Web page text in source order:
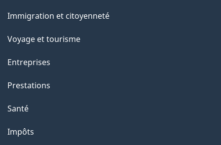
sujets
Immigration et citoyenneté
Voyage et tourisme
Entreprises
Prestations
Santé
Impôts